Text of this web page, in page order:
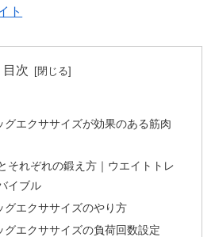
ト
目次
グエクササイズが効果のある筋肉
それぞれの鍛え方｜ウエイトトレ
イブル
グエクササイズのやり方
グエクササイズの負荷回数設定